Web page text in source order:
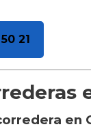
21
en